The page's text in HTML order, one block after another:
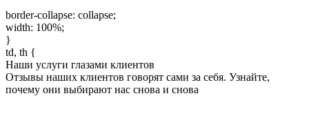
border-collapse: collapse;
width: 100%;
}
td, th {
Наши услуги глазами клиентов
Отзывы наших клиентов говорят сами за себя. Узнайте,
почему они выбирают нас снова и снова